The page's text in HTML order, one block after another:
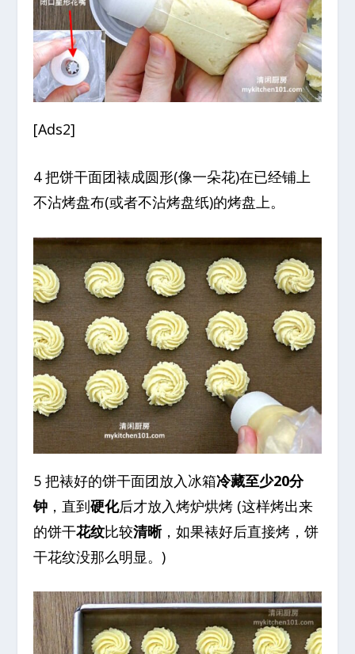
[Ads2]
4 把饼干面团裱成圆形(像一朵花)在已经铺上
不沾烤盘布(或者不沾烤盘纸)的烤盘上。
5 把裱好的饼干面团放入冰箱冷藏至少20分
钟 ，直到硬化后才放入烤炉烘烤 (这样烤出来
的饼干花纹比较清晰，如果裱好后直接烤，饼
干花纹没那么明显。)